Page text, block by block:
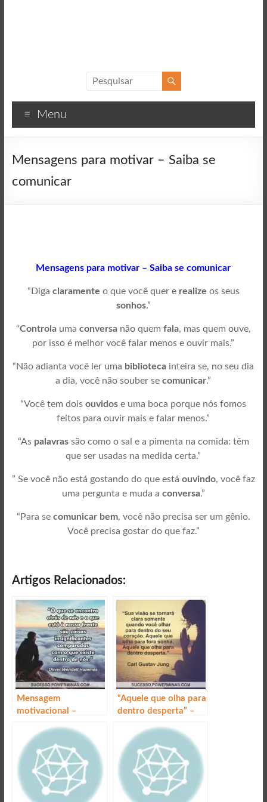
Textos
motivacionais
sucesso
Menu
Mensagens para motivar – Saiba se
comunicar
Mensagens para motivar – Saiba se comunicar
“Diga claramente o que você quer e realize os seus
sonhos.”
“Controla uma conversa não quem fala, mas quem ouve,
por isso é melhor você falar menos e ouvir mais.”
“Não adianta você ler uma biblioteca inteira se, no seu dia
a dia, você não souber secomunicar.”
“Você tem doisouvidose uma boca porque nós fomos
feitos para ouvir mais e falar menos.”
“As palavras são como o sal e a pimenta na comida: têm
que ser usadas na medida certa.”
” Se você não está gostando do que está ouvindo, você faz
uma pergunta e muda a conversa.”
“Para se comunicar bem, você não precisa ser um gênio.
Você precisa gostar do que faz.”
Artigos Relacionados:
Mensagem
motivacional –
“Aquele que olha para
dentro desperta” –
motivacional